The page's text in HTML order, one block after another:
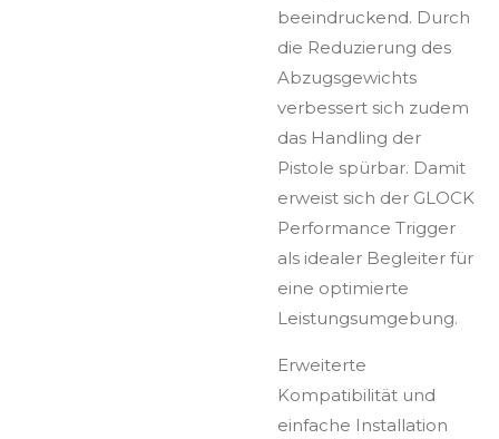
beeindruckend. Durch
die Reduzierung des
Abzugsgewichts
verbessert sich zudem
das Handling der
Pistole spürbar. Damit
erweist sich der GLOCK
Performance Trigger
als idealer Begleiter für
eine optimierte
Leistungsumgebung.
Erweiterte
Kompatibilität und
einfache Installation